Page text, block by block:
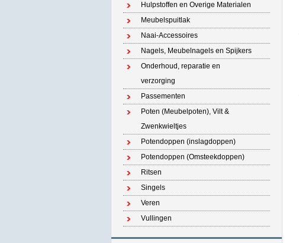
Hulpstoffen en Overige Materialen
Meubelspuitlak
Naai-Accessoires
Nagels, Meubelnagels en Spijkers
Onderhoud, reparatie en
verzorging
Passementen
Poten (Meubelpoten), Vilt &
Zwenkwieltjes
Potendoppen (inslagdoppen)
Potendoppen (Omsteekdoppen)
Ritsen
Singels
Veren
Vullingen